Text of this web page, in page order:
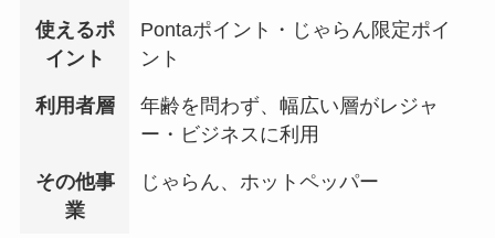
使えるポ
イント
Pontaポイント・じゃらん限定ポイ
ント
利用者層
年齢を問わず、幅広い層がレジャ
ー・ビジネスに利用
その他事
業
じゃらん、ホットペッパー